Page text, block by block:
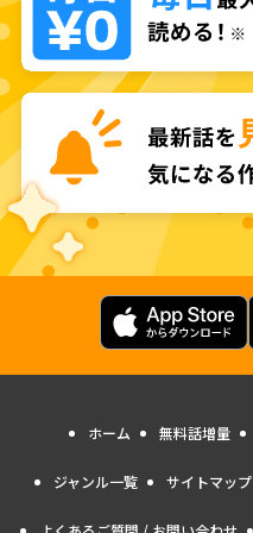
ホーム 無料話増量
ジャンル一覧 サイトマップ